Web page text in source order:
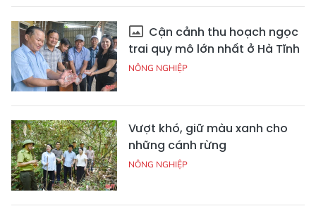
Cận cảnh thu hoạch ngọc
trai quy mô lớn nhất ở Hà Tĩnh
NÔNG NGHIỆP
Vượt khó, giữ màu xanh cho
những cánh rừng
NÔNG NGHIỆP